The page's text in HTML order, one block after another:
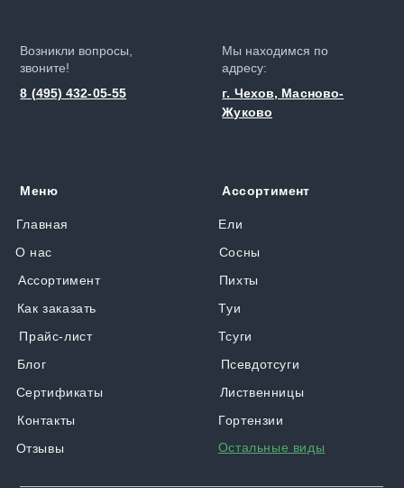
Возникли вопросы,
звоните!
8 (495) 432-05-55
Мы находимся по
адресу:
г. Чехов, Масново-
Жуково
Главная
Меню
О нас
Ассортимент
Как заказать
Прайс-лист
Отзывы
Контакты
Ели
Ассортимент
Сосны
Пихты
Туи
Тсуги
Псевдотсуги
Лиственницы
Гортензии
Остальные виды
Блог
Сертификаты